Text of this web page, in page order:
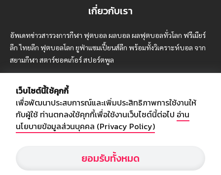
เกี่ยวกับเรา
อัพเดทข่าวสารวงการกีฬา ฟุตบอล ผลบอล ผลฟุตบอลทั่วโลก ฟรีเมียร์
ลีก ไทยลีก ฟุตบอลโลก ยูฟ่าแซมเปี้ยนส์ลีก พร้อมทั้งวิเคราะห์บอล จาก
สยามกีฬา สตาร์ชอคเก้อร์ สปอร์ตพูล
บริษัท สยามสปอร์ต ซินติเคท จำกัด (มหาชน)
เลขที่ 66/26 - 29 ซอยรามอินทรา 40
ถนนรามอินทรา แขวงนวลจันทร์
โทร : 02-5088-000
เว็บไซต์นี้ใช้คุกกี้
เพื่อพัฒนาประสบการณ์และเพิ่มประสิทธิภาพการใช้งานให้
กับผู้ใช้ ท่านตกลงใช้คุกกี้เพื่อใช้งานเว็บไซต์นี้ต่อไป อ่าน
นโยบายข้อมูลส่วนบุคคล (Privacy Policy)
ยอมรับทั้งหมด